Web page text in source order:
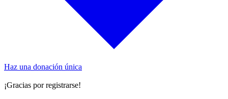
Haz una donación única
¡Gracias por registrarse!